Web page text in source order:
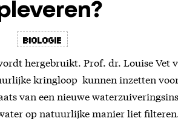
Biologie
hergebruikt. Prof. dr. Louise Vet
kringloop kunnen inzetten
van een nieuwe
op natuurlijke manier liet